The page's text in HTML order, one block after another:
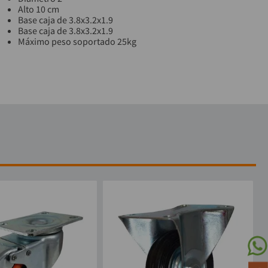
Alto 10 cm
Base caja de 3.8x3.2x1.9
Base caja de 3.8x3.2x1.9
Máximo peso soportado 25kg